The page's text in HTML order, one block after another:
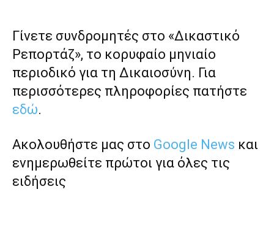
Γίνετε συνδρομητές στο «Δικαστικό
Ρεπορτάζ», το κορυφαίο μηνιαίο
περιοδικό για τη Δικαιοσύνη. Για
περισσότερες πληροφορίες πατήστε
εδώ.
Ακολουθήστε μας στο Google News και
ενημερωθείτε πρώτοι για όλες τις
ειδήσεις